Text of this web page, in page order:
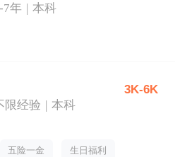
7年 本科
限经验 本科
3K-6K
五险一金 生日福利